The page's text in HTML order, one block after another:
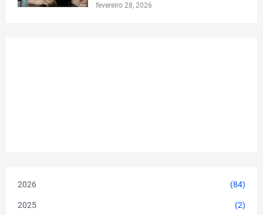
fevereiro 28, 2026
2026 (84)
2025 (2)